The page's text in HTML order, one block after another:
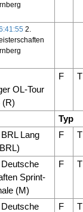
2.
OL-Tour
(R)
F T
Typ
BRL Lang
F T
Deutsche
Sprint-
(M)
F T
Deutsche
F T